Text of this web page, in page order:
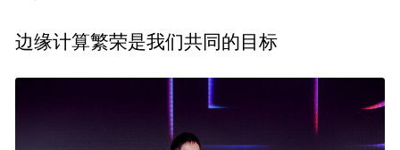
边缘计算繁荣是我们共同的目标